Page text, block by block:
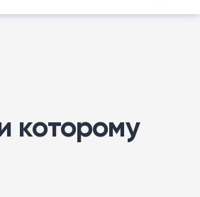
которому